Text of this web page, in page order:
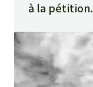
à la pétition.